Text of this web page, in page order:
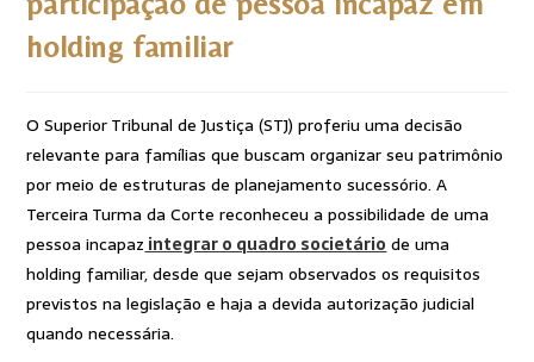
holding familiar
O Superior Tribunal de Justiça (STJ) proferiu uma decisão
relevante para famílias que buscam organizar seu patrimônio
por meio de estruturas de planejamento sucessório. A
Terceira Turma da Corte reconheceu a possibilidade de uma
pessoa incapaz integrar o quadro societário de uma
holding familiar, desde que sejam observados os requisitos
previstos na legislação e haja a devida autorização judicial
quando necessária.